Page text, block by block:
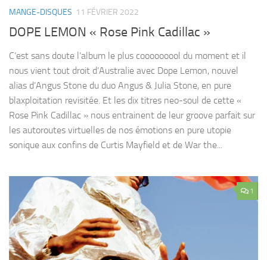
MANGE-DISQUES 11 FÉVRIER 2022
DOPE LEMON « Rose Pink Cadillac »
C’est sans doute l’album le plus cooooooool du moment et il
nous vient tout droit d’Australie avec Dope Lemon, nouvel
alias d’Angus Stone du duo Angus & Julia Stone, en pure
blaxploitation revisitée. Et les dix titres neo-soul de cette «
Rose Pink Cadillac » nous entrainent de leur groove parfait sur
les autoroutes virtuelles de nos émotions en pure utopie
sonique aux confins de Curtis Mayfield et de War the...
1